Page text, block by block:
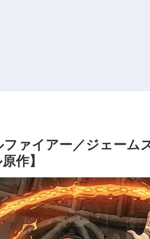
ファイアー／ジェーム
作】